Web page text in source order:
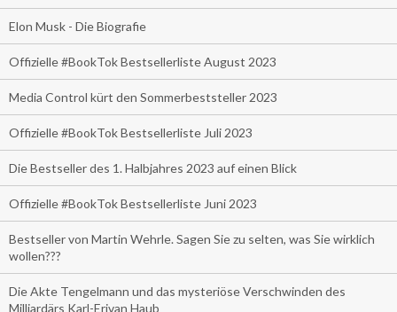
Elon Musk - Die Biografie
Offizielle #BookTok Bestsellerliste August 2023
Media Control kürt den Sommerbeststeller 2023
Offizielle #BookTok Bestsellerliste Juli 2023
Die Bestseller des 1. Halbjahres 2023 auf einen Blick
Offizielle #BookTok Bestsellerliste Juni 2023
Bestseller von Martin Wehrle. Sagen Sie zu selten, was Sie wirklich
wollen???
Die Akte Tengelmann und das mysteriöse Verschwinden des
Milliardärs Karl-Erivan Haub